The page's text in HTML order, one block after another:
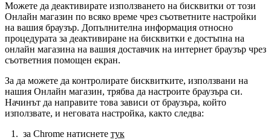
Можете да деактивирате използването на бисквитки от този
Онлайн магазин по всяко време чрез съответните настройки
на вашия браузър. Допълнителна информация относно
процедурата за деактивиране на бисквитки е достъпна на
онлайн магазина на вашия доставчик на интернет браузър чрез
съответния помощен екран.
За да можете да контролирате бисквитките, използвани на
нашия Онлайн магазин, трябва да настроите браузъра си.
Начинът да направите това зависи от браузъра, който
използвате, и неговата настройка, както следва:
за Chrome натиснете тук